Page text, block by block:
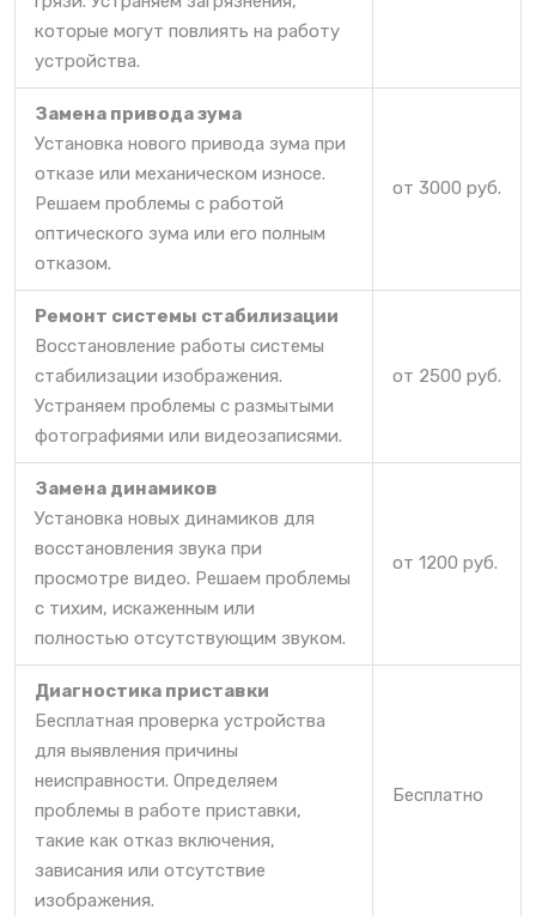
которые могут повлиять на работу
устройства.
Замена привода зума
Установка нового привода зума при
отказе или механическом износе.
Решаем проблемы с работой
оптического зума или его полным
отказом.
от 3000 руб.
Ремонт системы стабилизации
Восстановление работы системы
стабилизации изображения.
Устраняем проблемы с размытыми
фотографиями или видеозаписями.
от 2500 руб.
Замена динамиков
Установка новых динамиков для
восстановления звука при
просмотре видео. Решаем проблемы
с тихим, искаженным или
полностью отсутствующим звуком.
от 1200 руб.
Диагностика приставки
Бесплатная проверка устройства
для выявления причины
неисправности. Определяем
проблемы в работе приставки,
такие как отказ включения,
зависания или отсутствие
изображения.
Бесплатно